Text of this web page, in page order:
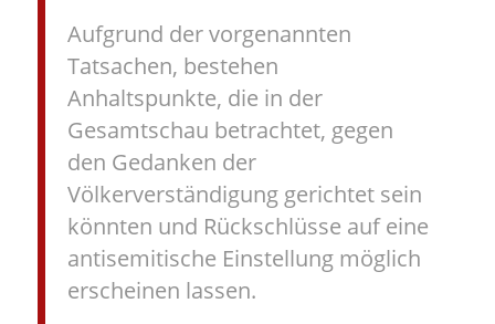
Aufgrund der vorgenannten
Tatsachen, bestehen
Anhaltspunkte, die in der
Gesamtschau betrachtet, gegen
den Gedanken der
Völkerverständigung gerichtet sein
könnten und Rückschlüsse auf eine
antisemitische Einstellung möglich
erscheinen lassen.